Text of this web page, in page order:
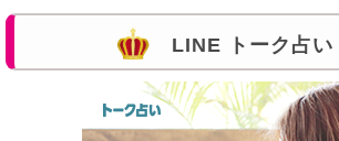
LINE トーク占い